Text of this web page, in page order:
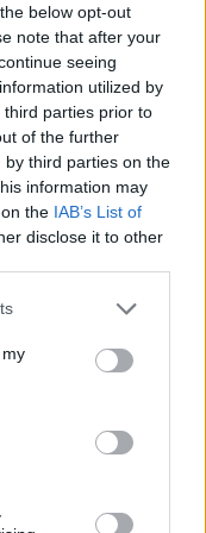
below opt-out
note that after your
seeing
utilized by
parties prior to
of the further
third parties on the
information may
the IAB’s List of
disclose it to other